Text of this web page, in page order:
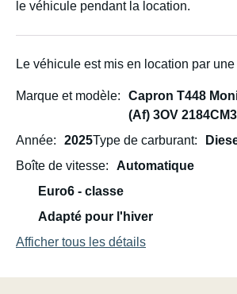
le véhicule pendant la location.
Le véhicule est mis en location par
Marque et modèle
Capron T448
(Af) 3OV
Année
2025Type de carburant
Boîte de vitesse
Automatique
Euro6 - classe
Adapté pour l'hiver
Afficher tous les détails